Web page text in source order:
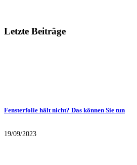
Letzte Beiträge
Fensterfolie hält nicht? Das können Sie tun
19/09/2023